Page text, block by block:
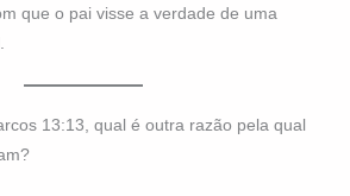
que o pai visse a verdade de uma
13:13, qual é outra razão pela qual